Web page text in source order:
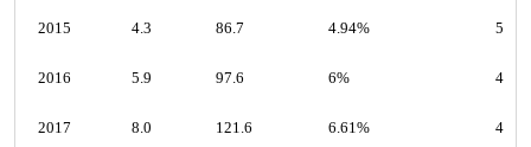
2015 4.3 86.7 4.94% 5
2016 5.9 97.6 6% 4
2017 8.0 121.6 6.61% 4